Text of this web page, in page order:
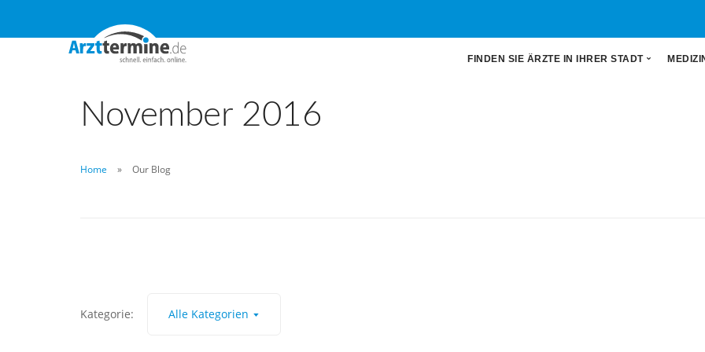
FINDEN SIE ÄRZTE IN IHRER STADT
November 2016
Home Our Blog
Kategorie: Alle Kategorien